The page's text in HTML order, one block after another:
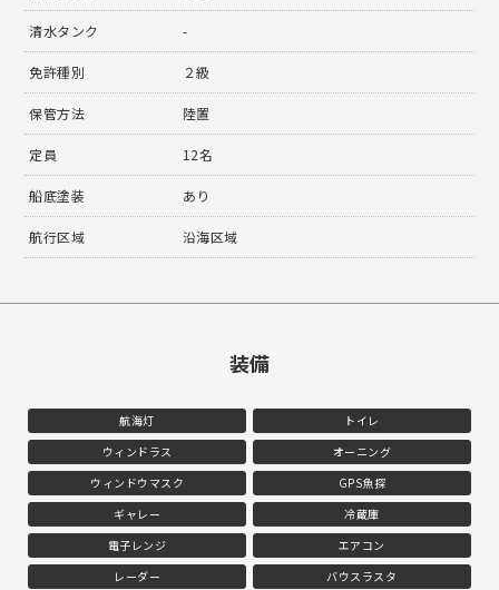
清水タンク -
免許種別 ２級
保管方法 陸置
定員 12名
船底塗装 あり
航行区域 沿海区域
装備
航海灯
トイレ
ウィンドラス
オーニング
ウィンドウマスク
GPS魚探
ギャレー
冷蔵庫
電子レンジ
エアコン
レーダー
バウスラスタ